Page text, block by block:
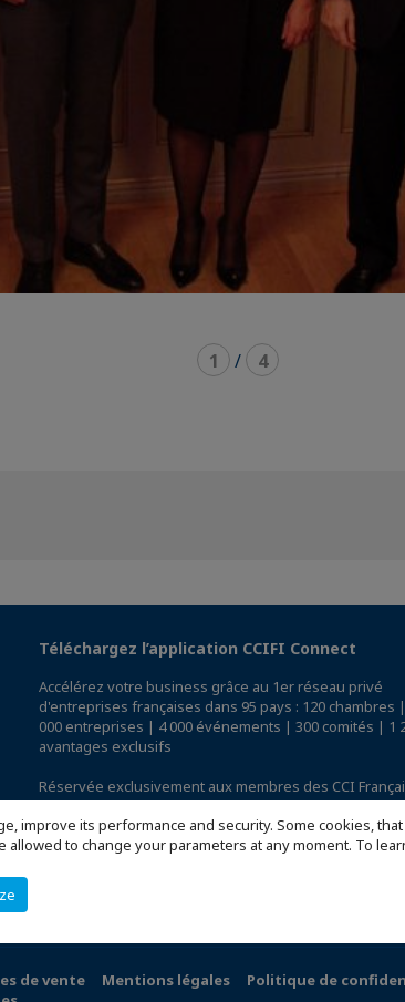
improve its performance and security. Some cookies,
allowed to change your parameters at any moment. To
1 / 4
Téléchargez l’application CCIFI Connect
Accélérez votre business grâce au 1er réseau privé
d'entreprises françaises dans 95 pays : 120 chambres
000 entreprises | 4 000 événements | 300 comités | 1
avantages exclusifs
Réservée exclusivement aux membres des CCI
à l'International,découvrez l'app CCIFI Connect.
de vente Mentions légales Politique de